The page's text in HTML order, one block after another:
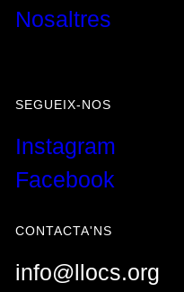
CONTACTA'NS
info@llocs.org
SEGUEIX-NOS
Instagram
Facebook
Nosaltres